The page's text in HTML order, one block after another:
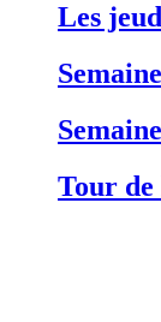
Les
Tour